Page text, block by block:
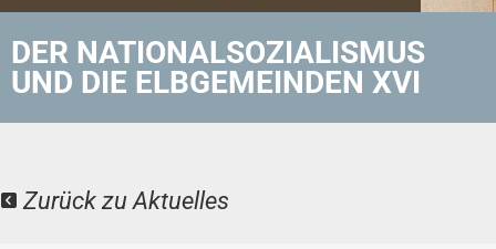
DER NATIONALSOZIALISMUS
UND DIE ELBGEMEINDEN XVI
Zurück zu Aktuelles